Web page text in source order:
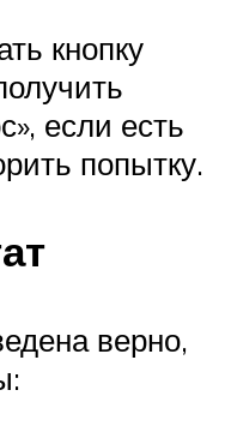
кнопку
если есть
попытку.
верно,